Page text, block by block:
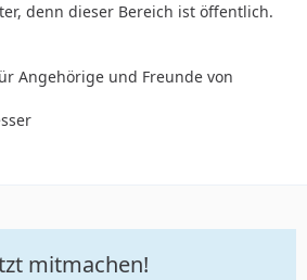
denn dieser Bereich ist öffentlich.
Angehörige und Freunde von
mitmachen!